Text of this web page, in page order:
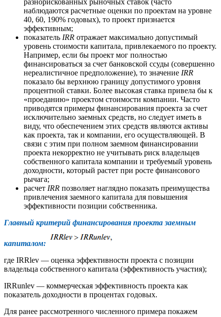
наблюдаются расчетные оценки по проектам на уровне
40, 60, 190% годовых), то проект признается
эффективным;
показатель IRR отражает максимально допустимый
уровень стоимости капитала, привлекаемого по проекту.
Например, если бы проект мог полностью
финансироваться за счет банковской ссуды (совершенно
нереалистичное предположение), то значение IRR
показало бы верхнюю границу допустимого уровня
процентной ставки. Более высокая ставка привела бы к
«проеданию» проектом стоимости компании. Часто
приводятся примеры финансирования проекта за счет
исключительно заемных средств, но следует иметь в
виду, что обеспечением этих средств являются активы
как проекта, так и компании, его осуществляющей. В
связи с этим при полном заемном финансировании
проекта некорректно не учитывать риск владельцев
собственного капитала компании и требуемый уровень
доходности, который растет при росте финансового
рычага;
расчет IRR позволяет наглядно показать преимущества
привлечения заемного капитала для повышения
эффективности позиции собственника.
Главный критерий финансирования проекта заемным
капиталом:
где IRRlev — оценка эффективности проекта с позиции
владельца собственного капитала (эффективность участия);
IRRunlev — коммерческая эффективность проекта как
показатель доходности в процентах годовых.
Для ранее рассмотренного численного примера покажем